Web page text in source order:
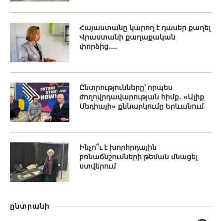
Հայաստանը կարող է դասեր քաղել
Վրաստանի քաղաքական
փորձից․...
Ընտրությունները՝ որպես
ժողովրդավարության հիմք․ «Ալիք
Մեդիայի» քննարկումը Երևանում
Ինչո՞ւ է խորհրդային
բռնաճնշումների թեման մնացել
ստվերում
ընտրանի